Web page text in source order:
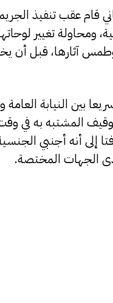
قام عقب تنفيذ
ومحاولة تغيير
آثارها، قبل أن
بين النيابة العامة
المشتبه به في
إلى أنه أجنبي
الجهات المختصة.